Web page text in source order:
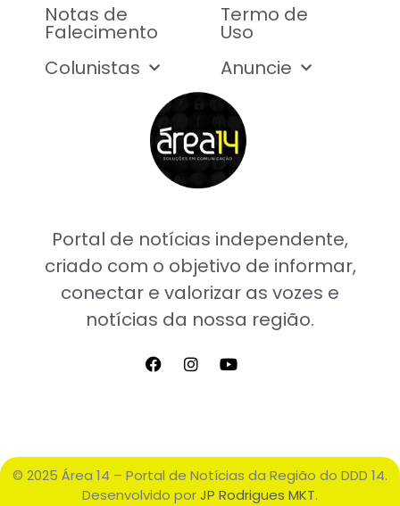
Portal de notícias independente,
criado com o objetivo de informar,
conectar e valorizar as vozes e
notícias da nossa região.
Notas de
Falecimento
Colunistas
Termo de
Uso
Anuncie
© 2025 Área 14 – Portal de Notícias da Região do DDD 14.
Desenvolvido porJP Rodrigues MKT.